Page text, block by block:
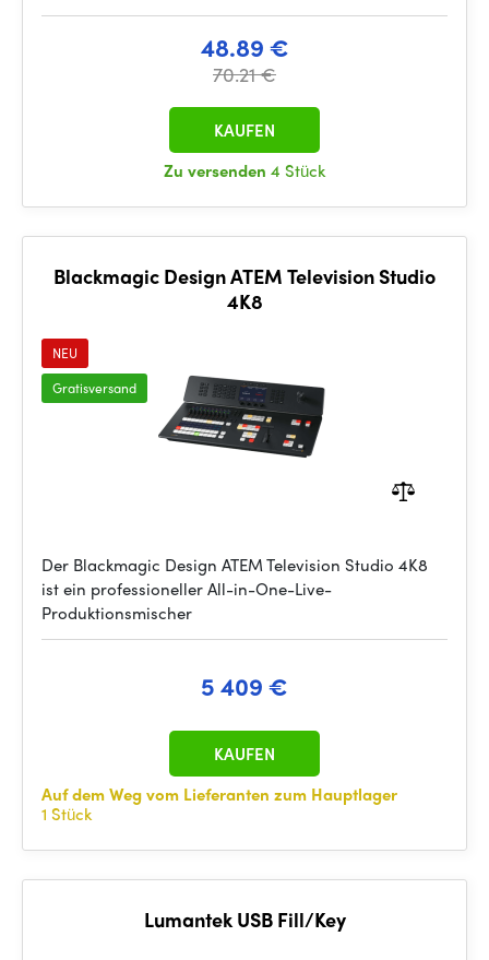
48.89 €
70.21 €
Zu versenden 4 Stück
KAUFEN
Blackmagic Design ATEM Television Studio
4K8
NEU
Gratisversand
Der Blackmagic Design ATEM Television Studio 4K8
ist ein professioneller All-in-One-Live-
Produktionsmischer
5 409 €
Auf dem Weg vom Lieferanten zum Hauptlager
1 Stück
KAUFEN
Lumantek USB Fill/Key